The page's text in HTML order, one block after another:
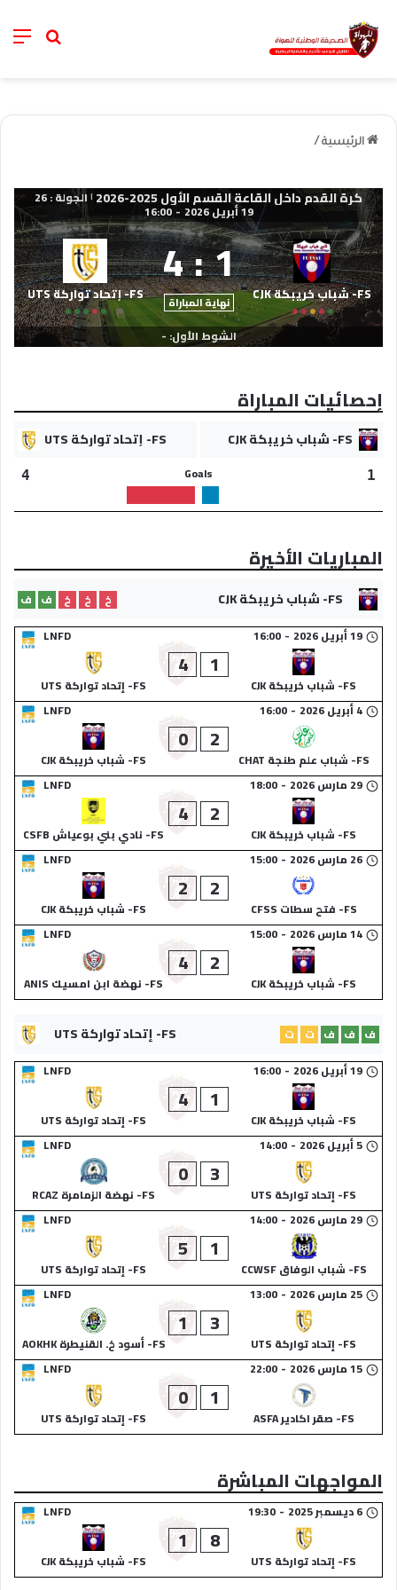
خانة
الرئيسية /
كرة القدم داخل القاعة القسم الأول 2025-2026 | الجولة : 26
19 أبريل 2026 -
16:00
FS- شباب خريبكة CJK 1
:
4
نهاية المباراة FS- إتحاد تواركة UTS
الشوط الأول: -
إحصائيات المباراة
FS- شباب خريبكة CJK FS- إتحاد تواركة UTS
1
Goals
4
المباريات الأخيرة
FS- شباب خريبكة CJK خ خ خ ف ف
LNFD
19 أبريل 2026 -
16:00
FS- شباب خريبكة CJK
1
4
FS- إتحاد تواركة UTS
LNFD
4 أبريل 2026 -
16:00
FS- شباب علم طنجة CHAT
2
0
FS- شباب خريبكة CJK
LNFD
29 مارس 2026 -
18:00
FS- شباب خريبكة CJK
2
4
FS- نادي بني بوعياش CSFB
LNFD
26 مارس 2026 -
15:00
FS- فتح سطات CFSS
2
2
FS- شباب خريبكة CJK
LNFD
14 مارس 2026 -
15:00
FS- شباب خريبكة CJK
2
4
FS- نهضة ابن امسيك ANIS
FS- إتحاد تواركة UTS ف ف ف ت
ت
LNFD
19 أبريل 2026 -
16:00
FS- شباب خريبكة CJK
1
4
FS- إتحاد تواركة UTS
LNFD
5 أبريل 2026 -
14:00
FS- إتحاد تواركة UTS
3
0
FS- نهضة الزمامرة RCAZ
LNFD
29 مارس 2026 -
14:00
FS- شباب الوفاق CCWSF
1
5
FS- إتحاد تواركة UTS
LNFD
25 مارس 2026 -
13:00
FS- إتحاد تواركة UTS
3
1
FS- أسود خ. القنيطرة AOKHK
LNFD
15 مارس 2026 -
22:00
FS- صقر اكادير ASFA
1
0
FS- إتحاد تواركة UTS
المواجهات المباشرة
LNFD 6 ديسمبر 2025 -
19:30
FS- إتحاد تواركة UTS
8
1
FS- شباب خريبكة CJK